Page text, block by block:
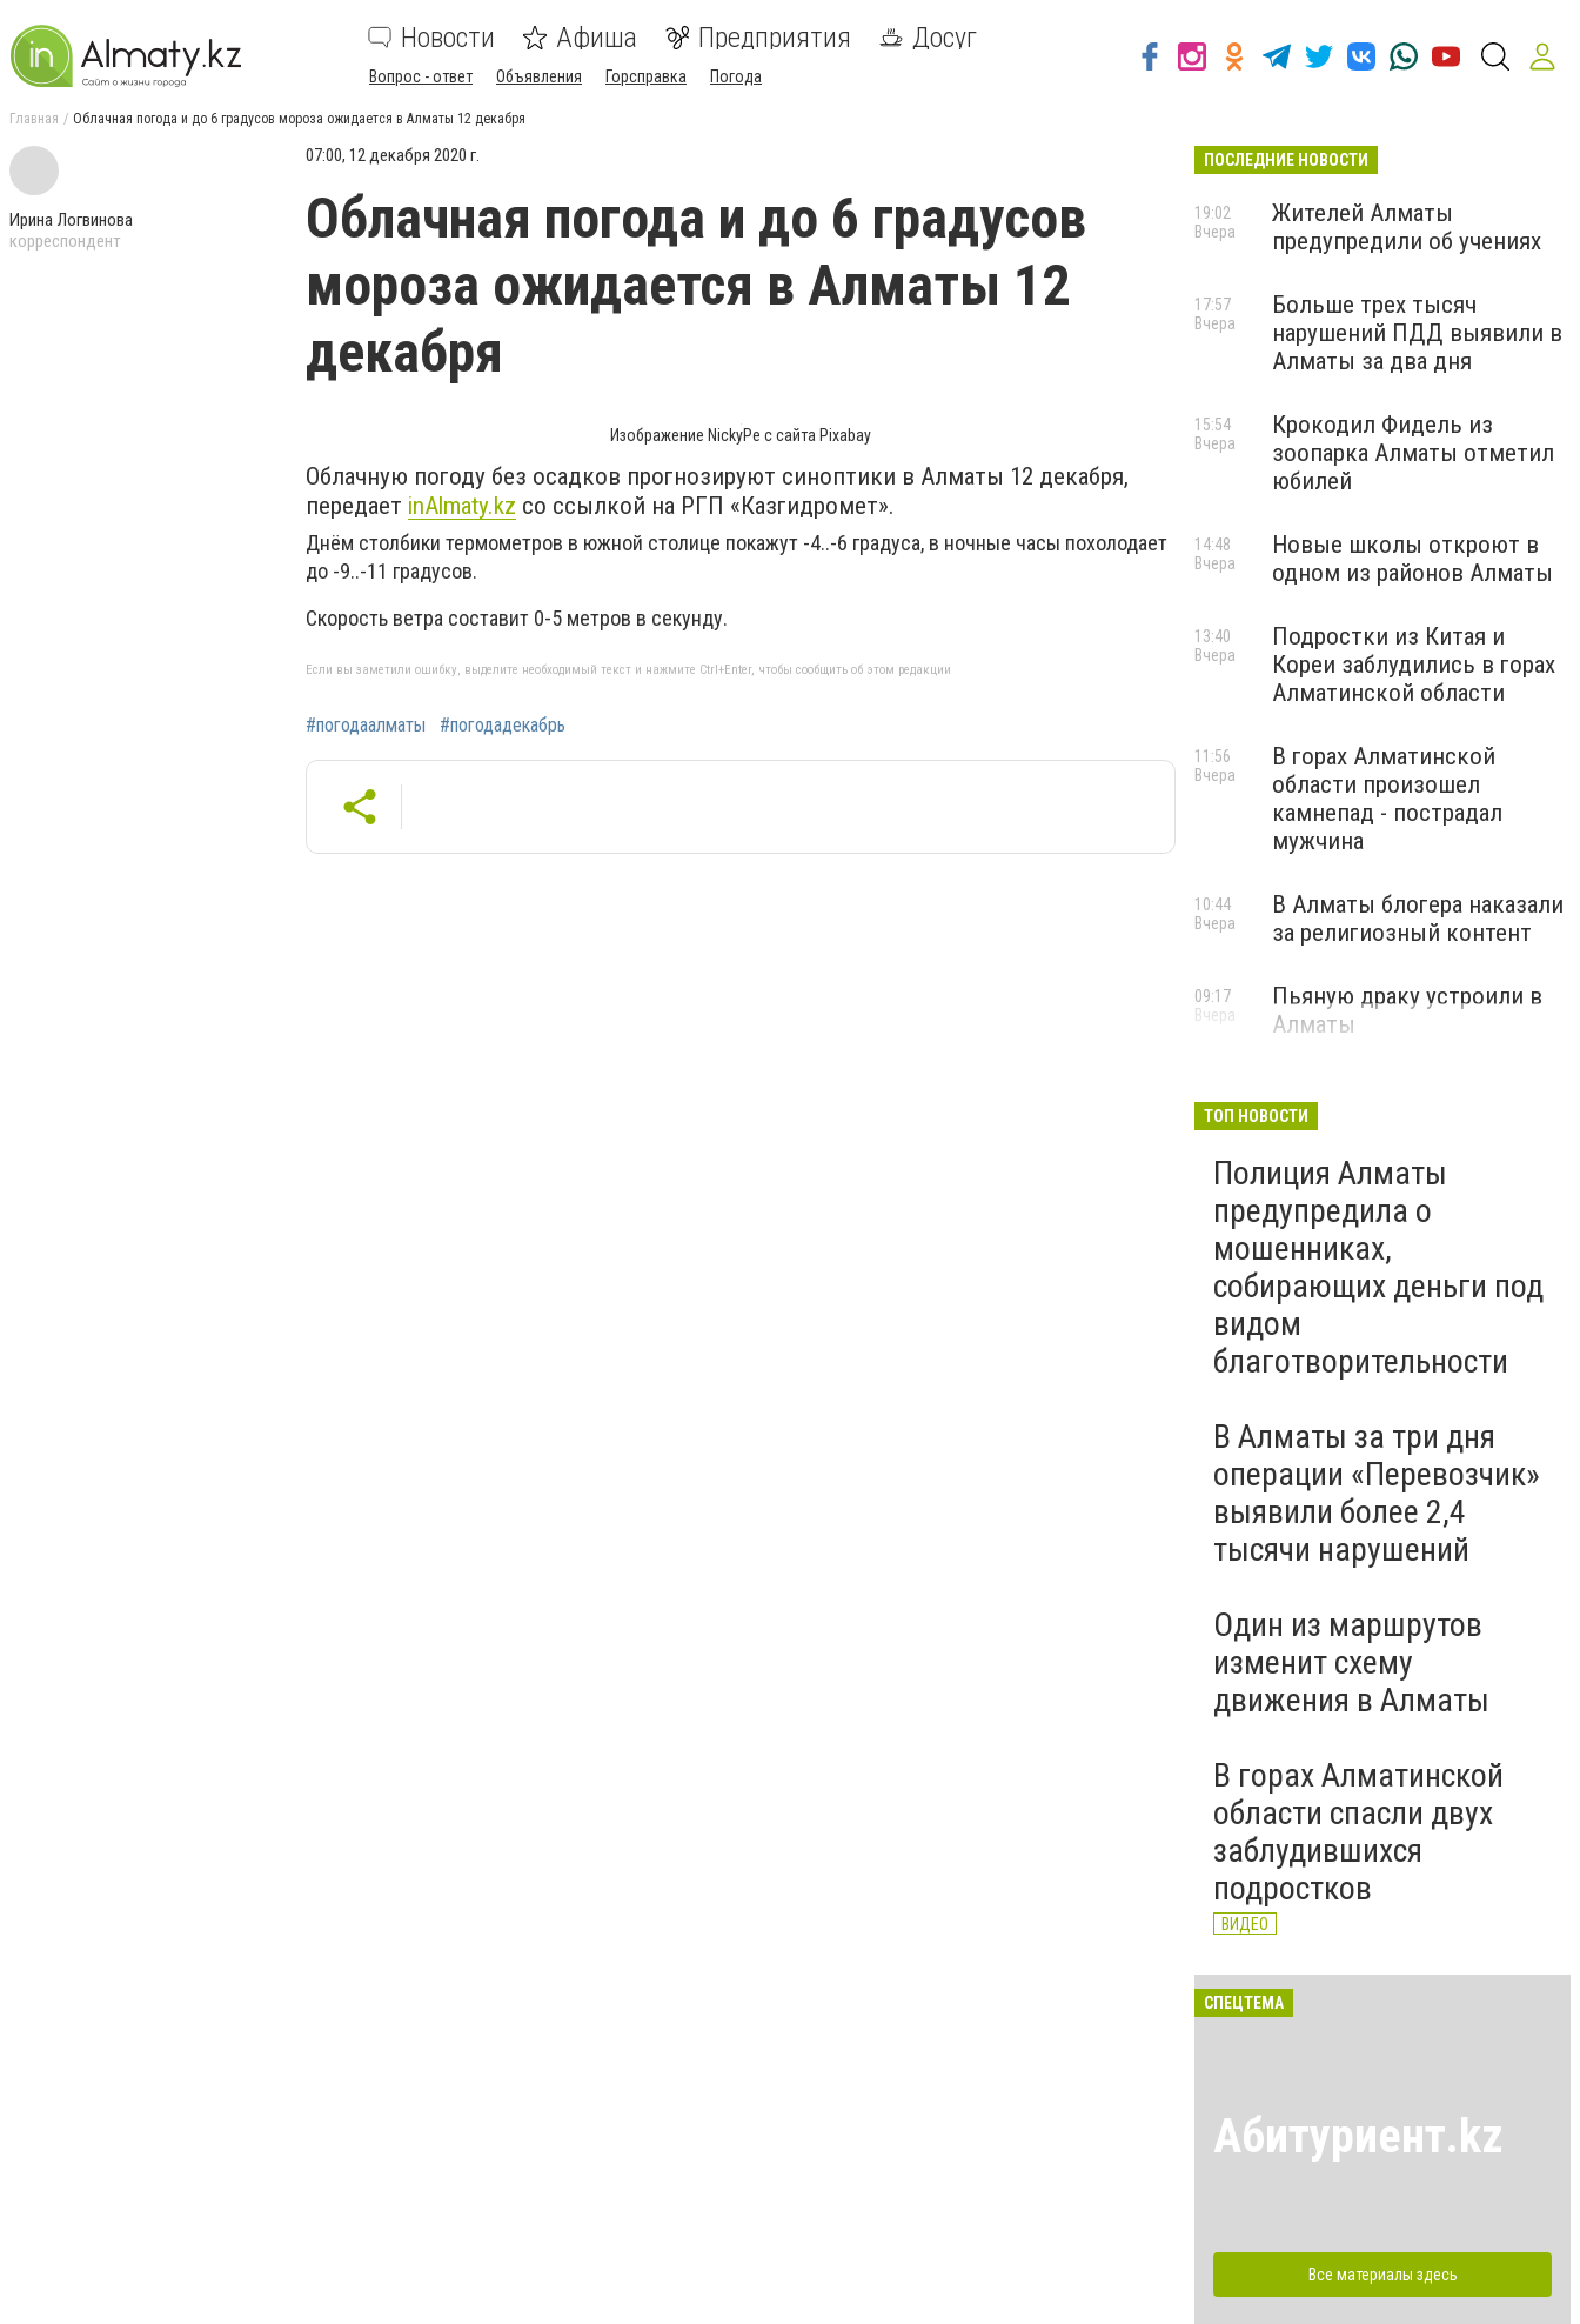
Новости Афиша Предприятия Досуг
Вопрос - ответ Объявления Горсправка Погода
Главная Облачная погода и до 6 градусов мороза ожидается в Алматы 12 декабря
Ирина Логвинова
корреспондент
07:00, 12 декабря 2020 г.
Облачная погода и до 6 градусов
мороза ожидается в Алматы 12
декабря
Изображение NickyPe с сайта Pixabay
Облачную погоду без осадков прогнозируют синоптики в Алматы 12 декабря,
передает inAlmaty.kz со ссылкой на РГП «Казгидромет».
Днём столбики термометров в южной столице покажут -4..-6 градуса, в ночные часы похолодает
до -9..-11 градусов.
Скорость ветра составит 0-5 метров в секунду.
Если вы заметили ошибку, выделите необходимый текст и нажмите Ctrl+Enter, чтобы сообщить об этом редакции
#погодаалматы #погодадекабрь
ПОСЛЕДНИЕ НОВОСТИ
Жителей Алматы
предупредили об учениях
19:02
Вчера
Больше трех тысяч
нарушений ПДД выявили в
Алматы за два дня
17:57
Вчера
Крокодил Фидель из
зоопарка Алматы отметил
юбилей
15:54
Вчера
Новые школы откроют в
одном из районов Алматы
14:48
Вчера
Подростки из Китая и
Кореи заблудились в горах
Алматинской области
13:40
Вчера
В горах Алматинской
области произошел
камнепад - пострадал
мужчина
11:56
Вчера
В Алматы блогера наказали
за религиозный контент
10:44
Вчера
Пьяную драку устроили в
Алматы
09:17
Вчера
ТОП НОВОСТИ
Полиция Алматы
предупредила о
мошенниках,
собирающих деньги под
видом
благотворительности
В Алматы за три дня
операции «Перевозчик»
выявили более 2,4
тысячи нарушений
Один из маршрутов
изменит схему
движения в Алматы
В горах Алматинской
области спасли двух
заблудившихся
подростков
ВИДЕО
СПЕЦТЕМА
Абитуриент.kz
Все материалы здесь